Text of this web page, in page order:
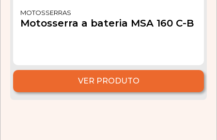
MOTOSSERRAS
Motosserra a bateria MSA 160 C-B
VER PRODUTO